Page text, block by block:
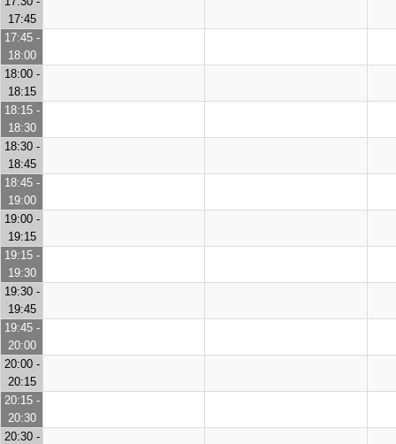
17:45
17:45 -
18:00
18:00 -
18:15
18:15 -
18:30
18:30 -
18:45
18:45 -
19:00
19:00 -
19:15
19:15 -
19:30
19:30 -
19:45
19:45 -
20:00
20:00 -
20:15
20:15 -
20:30
20:30 -